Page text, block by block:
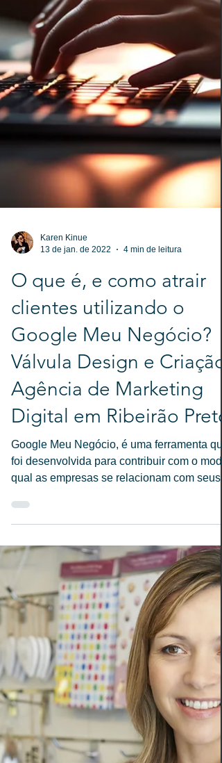
Karen Kinue
4 min de leitura
O que é, e como atrair
clientes utilizando o
Google Meu Negócio?
Válvula Design e Criação
Agência de Marketing
Digital em Ribeirão Preto
Google Meu Negócio, é uma ferramenta
foi desenvolvida para contribuir com o modo
qual as empresas se relacionam com seus
clientes e com o público geral no meio
e físico. Lançada em 2014 pelo maior
buscador online, o propósito da ferramenta é
disponibilizar informações sobre as
empresas, negócios online e locais aos
usuários da plataforma . O que é, e como
atrair clientes utilizando o Google Meu
Negócio? Válvula Design e Criação
de Marketing Digital em R